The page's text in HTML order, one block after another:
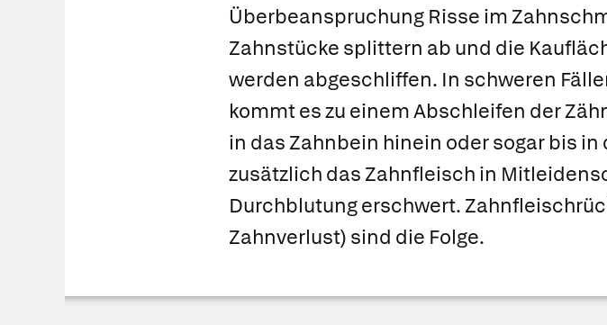
Überbeanspruchung Risse im
Zahnstücke splittern ab und die
werden abgeschliffen. In schweren
kommt es zu einem Abschleifen der
in das Zahnbein hinein oder sogar bis
zusätzlich das Zahnfleisch in
Durchblutung erschwert.
Zahnverlust) sind die Folge.